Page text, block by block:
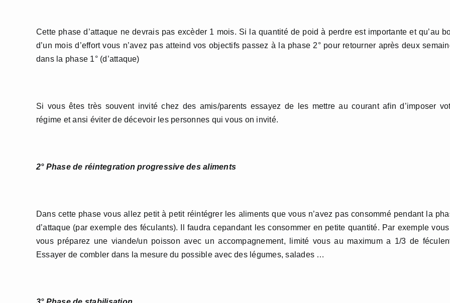
Cette phase d’attaque ne devrais pas excèder 1 mois. Si la quantité de poid à perdre est importante et qu’au
d’un mois d’effort vous n’avez pas atteind vos objectifs passez à la phase 2° pour retourner après deux
dans la phase 1° (d’attaque)
Si vous êtes très souvent invité chez des amis/parents essayez de les mettre au courant afin d’imposer
régime et ansi éviter de décevoir les personnes qui vous on invité.
2° Phase de réintegration progressive des aliments
Dans cette phase vous allez petit à petit réintégrer les aliments que vous n’avez pas consommé pendant la
d’attaque (par exemple des féculants). Il faudra cepandant les consommer en petite quantité. Par exemple
vous préparez une viande/un poisson avec un accompagnement, limité vous au maximum a 1/3 de
Essayer de combler dans la mesure du possible avec des légumes, salades …